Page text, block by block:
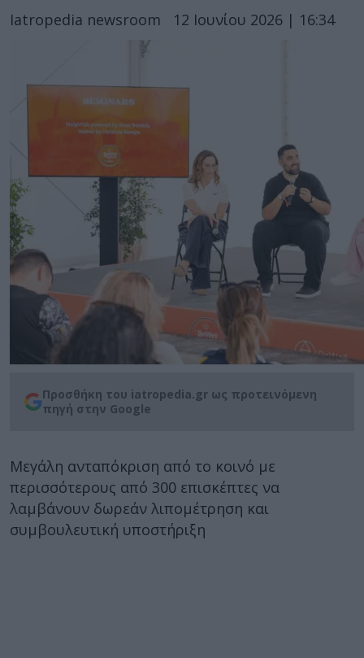
Iatropedia newsroom 12 Ιουνίου 2026 | 16:34
Προσθήκη του iatropedia.gr ως προτεινόμενη
πηγή στην Google
Μεγάλη ανταπόκριση από το κοινό με
περισσότερους από 300 επισκέπτες να
λαμβάνουν δωρεάν λιπομέτρηση και
συμβουλευτική υποστήριξη